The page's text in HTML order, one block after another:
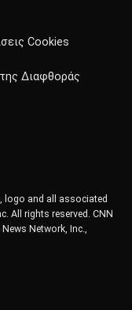
Cookies
Διαφθοράς
logo and all associated
All rights reserved. CNN
Network, Inc.,